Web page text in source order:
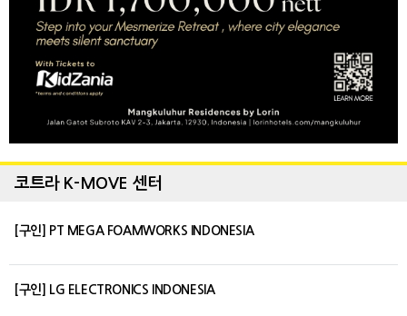
코트라 K-MOVE 센터
[구인] PT MEGA FOAMWORKS INDONESIA
[구인] LG ELECTRONICS INDONESIA